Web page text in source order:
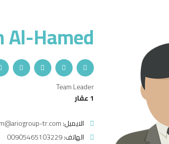
Al-Hamed
Team Leader
1 عقار
الايميل:tr.com
الهاتف:00905465103229